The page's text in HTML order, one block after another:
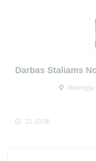
Norvegija
21-10-06